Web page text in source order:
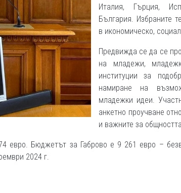
Италия, Гърция,
България. Избраните
в икономическо,
Предвижда се да се
на младежи,
институции за
намиране на
младежки идеи.
анкетно проучване
и важните за
евро. Бюджетът за Габрово e 9 261 евро –
2024 г.